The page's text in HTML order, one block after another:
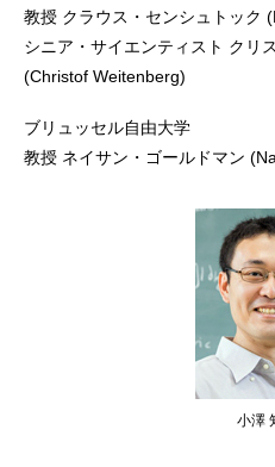
教授 クラウス・センシュトック
シニア・サイエンティスト クリ
(Christof Weitenberg)
ブリュッセル自由大学
教授 ネイサン・ゴールドマン
小澤